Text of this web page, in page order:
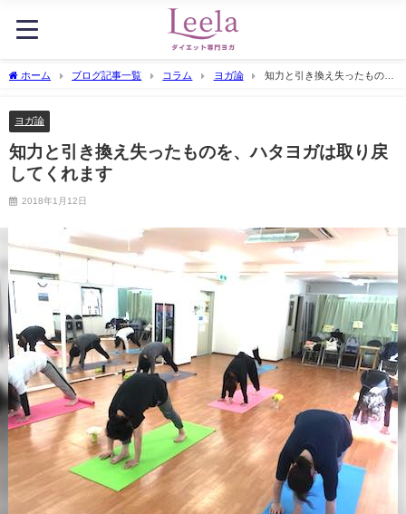
ホーム ブログ記事一覧 コラム ヨガ論
知力と引き換え失ったもの
ヨガ論
知力と引き換え失ったものを、ハタヨガは取り戻
してくれます
2018年1月12日